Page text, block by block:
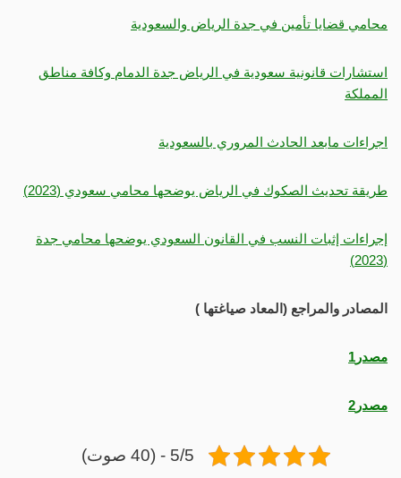
محامي قضايا تأمين في جدة الرياض والسعودية
استشارات قانونية سعودية في الرياض جدة الدمام وكافة مناطق
المملكة
اجراءات مابعد الحادث المروري بالسعودية
طريقة تحديث الصكوك في الرياض يوضحها محامي سعودي (2023)
إجراءات إثبات النسب في القانون السعودي يوضحها محامي جدة
(2023)
المصادر والمراجع (المعاد صياغتها )
مصدر1
مصدر2
5/5 - (40 صوت)